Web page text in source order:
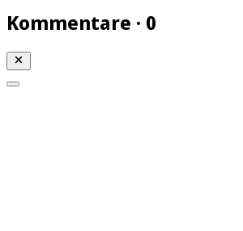
Kommentare · 0